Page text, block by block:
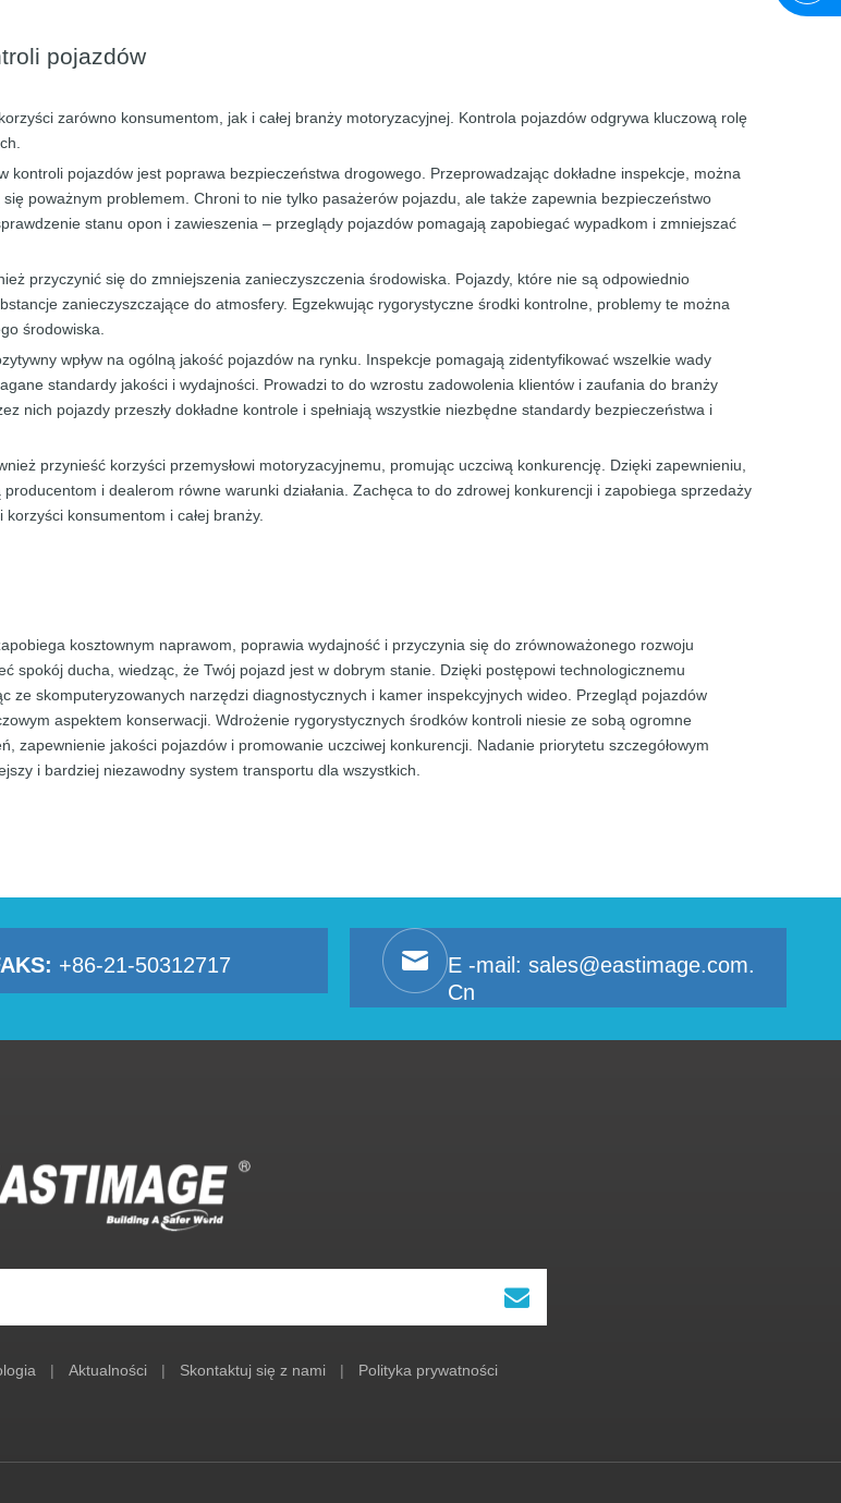
pojazdów
zarówno konsumentom, jak i całej branży motoryzacyjnej. Kontrola pojazdów odgrywa kluczową rolę
pojazdów jest poprawa bezpieczeństwa drogowego. Przeprowadzając dokładne inspekcje, można
poważnym problemem. Chroni to nie tylko pasażerów pojazdu, ale także zapewnia bezpieczeństwo
stanu opon i zawieszenia – przeglądy pojazdów pomagają zapobiegać wypadkom i zmniejszać
przyczynić się do zmniejszenia zanieczyszczenia środowiska. Pojazdy, które nie są odpowiednio
zanieczyszczające do atmosfery. Egzekwując rygorystyczne środki kontrolne, problemy te można
środowiska.
wpływ na ogólną jakość pojazdów na rynku. Inspekcje pomagają zidentyfikować wszelkie wady
standardy jakości i wydajności. Prowadzi to do wzrostu zadowolenia klientów i zaufania do branży
nich pojazdy przeszły dokładne kontrole i spełniają wszystkie niezbędne standardy bezpieczeństwa i
przynieść korzyści przemysłowi motoryzacyjnemu, promując uczciwą konkurencję. Dzięki zapewnieniu,
i dealerom równe warunki działania. Zachęca to do zdrowej konkurencji i zapobiega sprzedaży
konsumentom i całej branży.
kosztownym naprawom, poprawia wydajność i przyczynia się do zrównoważonego rozwoju
spokój ducha, wiedząc, że Twój pojazd jest w dobrym stanie. Dzięki postępowi technologicznemu
ze skomputeryzowanych narzędzi diagnostycznych i kamer inspekcyjnych wideo. Przegląd pojazdów
aspektem konserwacji. Wdrożenie rygorystycznych środków kontroli niesie ze sobą ogromne
zapewnienie jakości pojazdów i promowanie uczciwej konkurencji. Nadanie priorytetu szczegółowym
i bardziej niezawodny system transportu dla wszystkich.
+86-21-50312717 E -mail: sales@eastimage.com.
Cn
| Aktualności | Skontaktuj się z nami | Polityka prywatności